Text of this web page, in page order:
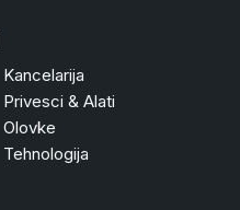
Kancelarija
Privesci & Alati
Olovke
Tehnologija